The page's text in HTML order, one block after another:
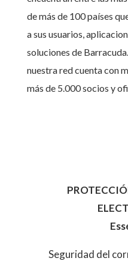
de más de 100 países
a sus usuarios,
soluciones de
nuestra red cuenta con
más de 5.000 socios y
Seguridad del